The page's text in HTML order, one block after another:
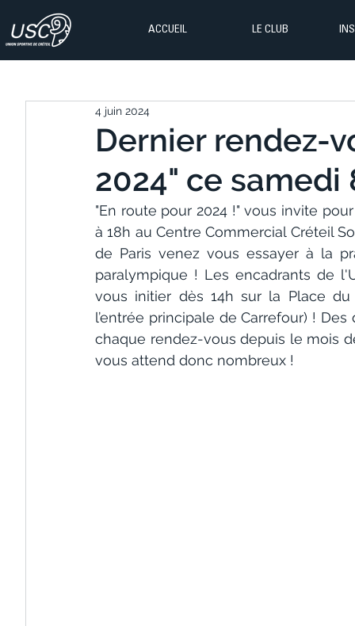
ACCUEIL LE CLUB
Dernier rendez-
2024" ce samedi
4 juin 2024
"En route pour 2024 !" vous invite
à 18h au Centre Commercial Créteil
de Paris venez vous essayer à la
paralympique ! Les encadrants de
vous initier dès 14h sur la Place du
l’entrée principale de Carrefour) !
chaque rendez-vous depuis le mois
vous attend donc nombreux !